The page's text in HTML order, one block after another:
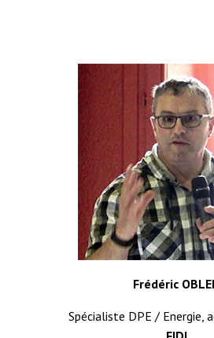
Frédéric
Spécialiste DPE / Energie,